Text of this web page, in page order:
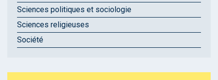
Sciences politiques et sociologie
Sciences religieuses
Société